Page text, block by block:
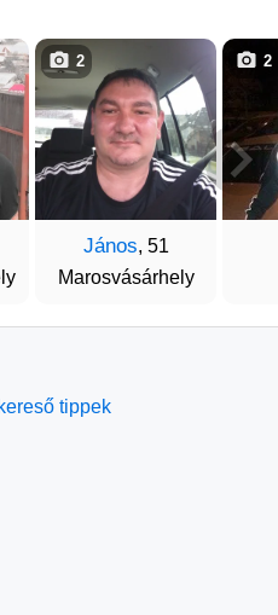
János, 51
Marosvásárhely
2 2
tippek